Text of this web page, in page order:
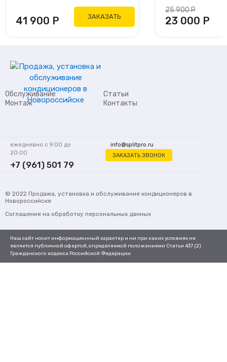
41 900 Р ЗАКАЗАТЬ
25 900Р
23 000 Р
Обслуживание
Монтаж
Статьи
Контакты
info@splitpro.ru
ЗАКАЗАТЬ ЗВОНОК
ежедневно с 9:00 до
20:00
+7 (961) 501 79
© 2022 Продажа, установка и обслуживание кондиционеров в
Новороссийске
Соглашение на обработку персональных данных
Наш сайт носит информационный характер и ни при каких условиях не
является публичной офертой, определяемой положениями Статьи 437 (2)
Гражданского кодекса Российской Федерации